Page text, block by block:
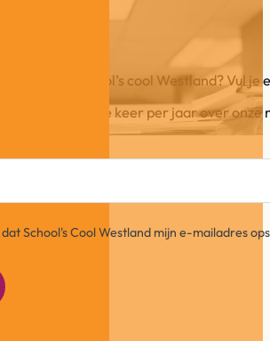
blijven van School’s cool Westland? Vul
wij ca. drie keer per jaar over
dat School's Cool Westland mijn e-mailadres